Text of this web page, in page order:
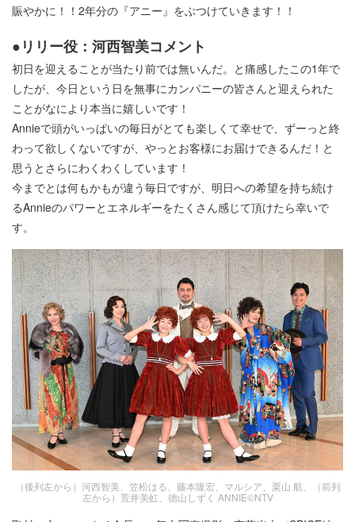
賑やかに！！2年分の『アニー』をぶつけていきます！！
●リリー役：河西智美コメント
初日を迎えることが当たり前では無いんだ。と痛感したこの1年で
したが、今日という日を無事にカンパニーの皆さんと迎えられた
ことがなにより本当に嬉しいです！
Annieで頭がいっぱいの毎日がとても楽しくて幸せで、ずーっと終
わって欲しくないですが、やっとお客様にお届けできるんだ！と
思うとさらにわくわくしています！
今までとは何もかもが違う毎日ですが、明日への希望を持ち続け
るAnnieのパワーとエネルギーをたくさん感じて頂けたら幸いで
す。
（後列左から）河西智美、笠松はる、藤本隆宏、マルシア、栗山 航、（前列
左から）荒井美虹、德山しずく ANNIE©NTV